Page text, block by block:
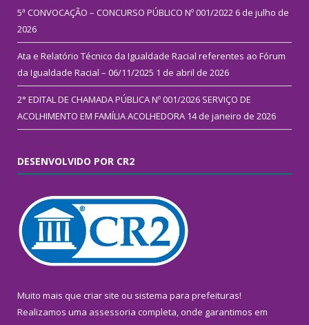
5ª CONVOCAÇÃO – CONCURSO PÚBLICO Nº 001/2022 6 de julho de
2026
Ata e Relatório Técnico da Igualdade Racial referentes ao Fórum
da Igualdade Racial – 06/11/2025 1 de abril de 2026
2° EDITAL DE CHAMADA PÚBLICA Nº 001/2026 SERVIÇO DE
ACOLHIMENTO EM FAMÍLIA ACOLHEDORA 14 de janeiro de 2026
DESENVOLVIDO POR CR2
Muito mais que criar site ou sistema para prefeituras!
Realizamos uma assessoria completa, onde garantimos em